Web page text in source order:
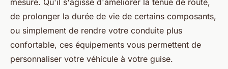
mesure. Qu'il s'agisse d'améliorer la tenue de route,
de prolonger la durée de vie de certains composants,
ou simplement de rendre votre conduite plus
confortable, ces équipements vous permettent de
personnaliser votre véhicule à votre guise.